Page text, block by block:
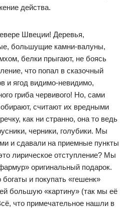
действа.
Швеции! Деревья,
большущие камни-валуны,
белки прыгают, не боясь
что попал в сказочный
и ягод видимо-невидимо,
гриба червивого! Но, сами
считают их вредными
как ни странно, она то ведь
черники, голубики. Мы
и сдавали на приемные пункты
лирическое отступление? Мы
оригинальный подарок.
и покупать «гешенк»
большую «картину» (так мы её
что примечательное нашли в